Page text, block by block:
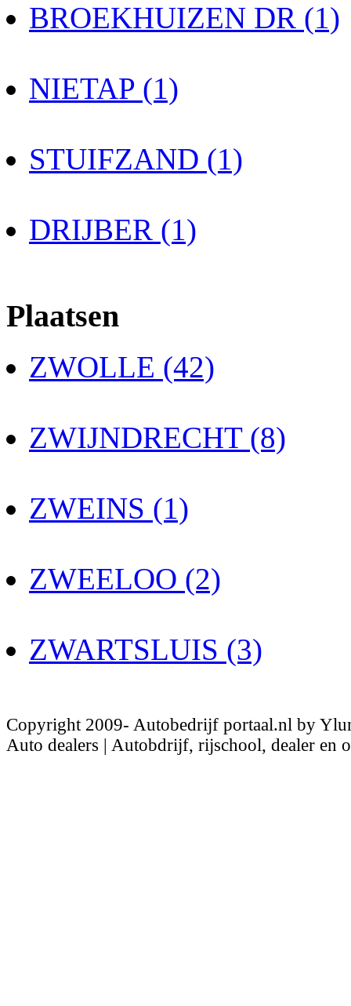
BROEKHUIZEN DR (1)
NIETAP (1)
STUIFZAND (1)
DRIJBER (1)
Plaatsen
ZWOLLE (42)
ZWIJNDRECHT (8)
ZWEINS (1)
ZWEELOO (2)
ZWARTSLUIS (3)
Copyright 2009- Autobedrijf portaal.nl by
Auto dealers | Autobdrijf, rijschool, dealer en